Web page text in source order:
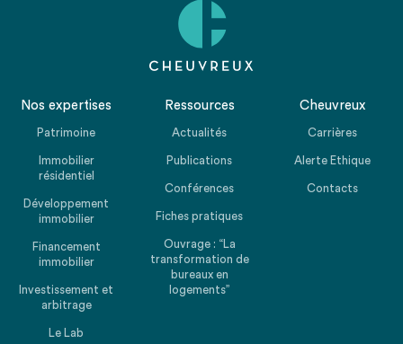
Nos expertises
Patrimoine
Immobilier
résidentiel
Développement
immobilier
Financement
immobilier
Investissement et
arbitrage
Le Lab
Ressources
Actualités
Publications
Conférences
Fiches pratiques
Ouvrage : “La
transformation de
bureaux en
logements”
Cheuvreux
Carrières
Alerte Ethique
Contacts